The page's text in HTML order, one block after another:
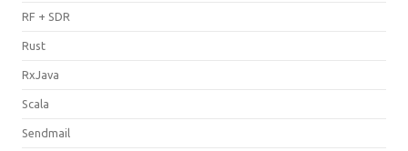
RF + SDR
Rust
RxJava
Scala
Sendmail